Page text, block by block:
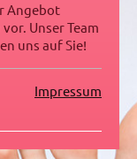
Angebot
Unser Team
uns auf Sie!
Impressum